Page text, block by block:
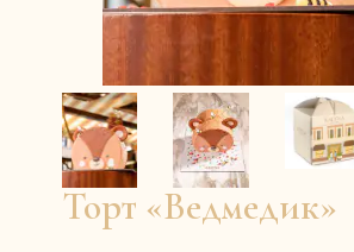
Домашнє ліплення
Меню ресторану
Контакти
UA
Торт «Ведмедик»